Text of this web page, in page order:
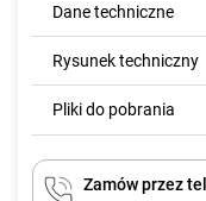
Dane techniczne
Rysunek techniczny
Pliki do pobrania
Zamów przez